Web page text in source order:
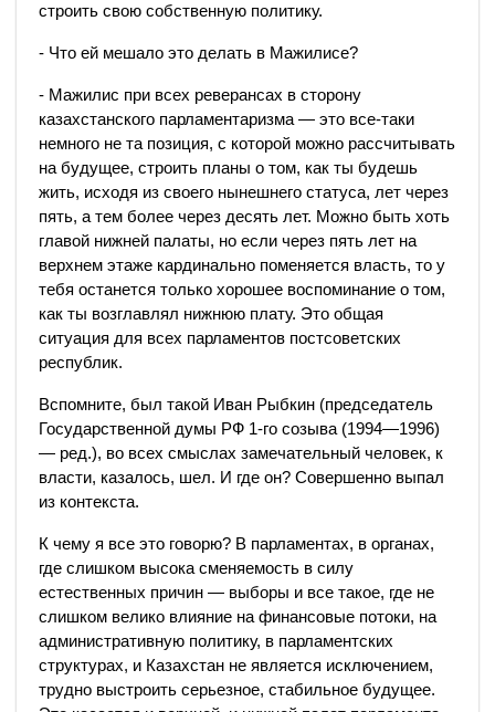
строить свою собственную политику.
- Что ей мешало это делать в Мажилисе?
- Мажилис при всех реверансах в сторону
казахстанского парламентаризма — это все-таки
немного не та позиция, с которой можно рассчитывать
на будущее, строить планы о том, как ты будешь
жить, исходя из своего нынешнего статуса, лет через
пять, а тем более через десять лет. Можно быть хоть
главой нижней палаты, но если через пять лет на
верхнем этаже кардинально поменяется власть, то у
тебя останется только хорошее воспоминание о том,
как ты возглавлял нижнюю плату. Это общая
ситуация для всех парламентов постсоветских
республик.
Вспомните, был такой Иван Рыбкин (председатель
Государственной думы РФ 1-го созыва (1994—1996)
— ред.), во всех смыслах замечательный человек, к
власти, казалось, шел. И где он? Совершенно выпал
из контекста.
К чему я все это говорю? В парламентах, в органах,
где слишком высока сменяемость в силу
естественных причин — выборы и все такое, где не
слишком велико влияние на финансовые потоки, на
административную политику, в парламентских
структурах, и Казахстан не является исключением,
трудно выстроить серьезное, стабильное будущее.